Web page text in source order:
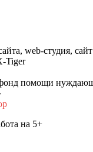
помощи
на 5+